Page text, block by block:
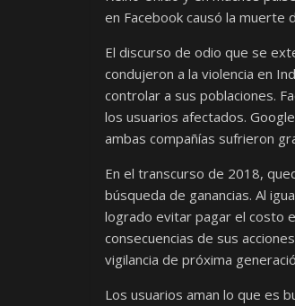
en Facebook causó la muerte
El discurso de odio que se
condujeron a la violencia en
controlar a sus poblaciones.
los usuarios afectados.
ambas compañías sufrieron
En el transcurso de 2018,
búsqueda de ganancias. Al
logrado evitar pagar el costo
consecuencias de sus
vigilancia de próxima
Los usuarios aman lo que es